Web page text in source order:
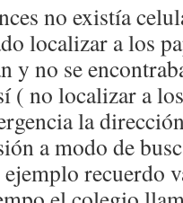
no existía
localizar a los
y no se
( no localizar a
la
a modo de
recuerdo